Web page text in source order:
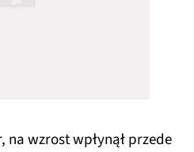
wzrost wpłynął przede